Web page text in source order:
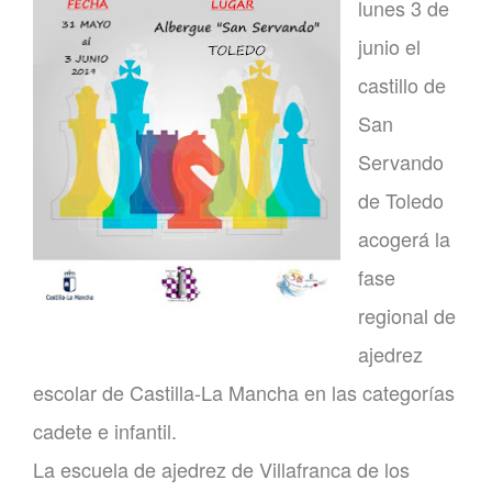
lunes 3 de
junio el
castillo de
San
Servando
de Toledo
acogerá la
fase
regional de
ajedrez
escolar de Castilla-La Mancha en las categorías
cadete e infantil.
La escuela de ajedrez de Villafranca de los